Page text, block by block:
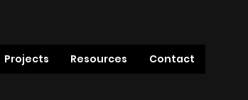
Projects Resources Contact